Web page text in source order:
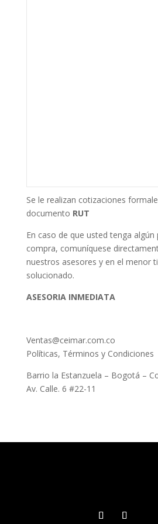
Se le realizan cotizaciones
documento RUT
En caso de que usted tenga
compra, comuníquese
nuestros asesores y en el menor
solucionado.
ASESORIA INMEDIATA
Ventas@ceimar.com.co
Políticas, Términos y Condiciones
Barrio la Estanzuela – Bogotá –
Av. Calle. 6 #22-11